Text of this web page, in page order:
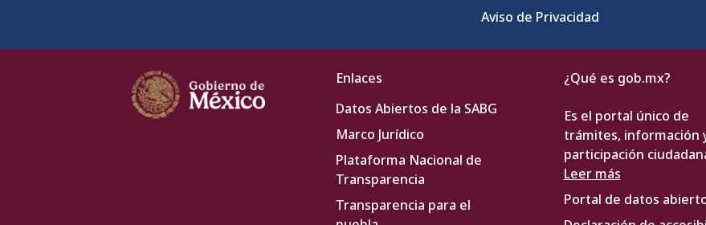
Aviso de Privacidad
Enlaces
Datos Abiertos de la SABG
Marco Jurídico
Plataforma Nacional de
Transparencia
Transparencia para el
¿Qué es gob.mx?
Es el portal único de
trámites, información
participación
Leer más
Portal de datos